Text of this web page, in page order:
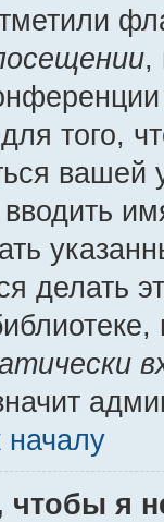
,
того,
делать
началу
чтобы я